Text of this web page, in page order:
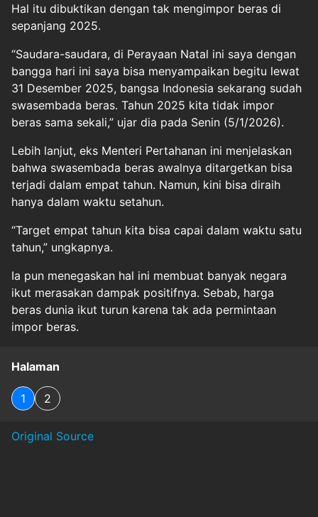
Hal itu dibuktikan dengan tak mengimpor beras di
sepanjang 2025.
“Saudara-saudara, di Perayaan Natal ini saya dengan
bangga hari ini saya bisa menyampaikan begitu lewat
31 Desember 2025, bangsa Indonesia sekarang sudah
swasembada beras. Tahun 2025 kita tidak impor
beras sama sekali,” ujar dia pada Senin (5/1/2026).
Lebih lanjut, eks Menteri Pertahanan ini menjelaskan
bahwa swasembada beras awalnya ditargetkan bisa
terjadi dalam empat tahun. Namun, kini bisa diraih
hanya dalam waktu setahun.
“Target empat tahun kita bisa capai dalam waktu satu
tahun,” ungkapnya.
Ia pun menegaskan hal ini membuat banyak negara
ikut merasakan dampak positifnya. Sebab, harga
beras dunia ikut turun karena tak ada permintaan
impor beras.
Halaman
1 2
Original Source